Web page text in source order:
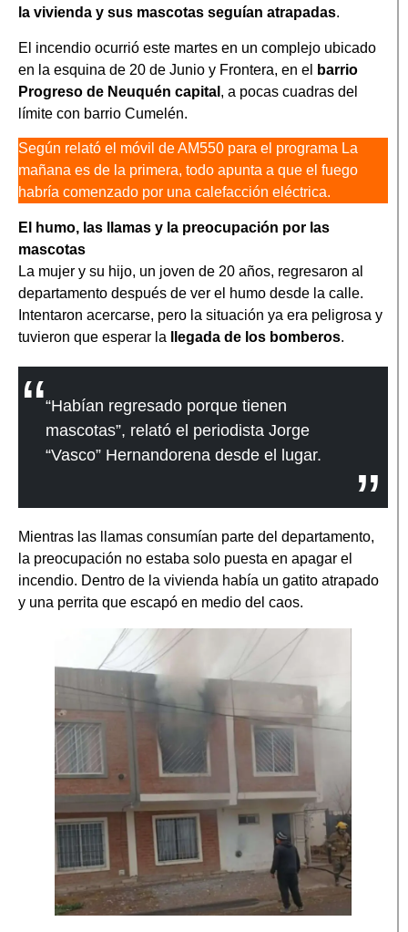
la vivienda y sus mascotas seguían atrapadas.
El incendio ocurrió este martes en un complejo ubicado
en la esquina de 20 de Junio y Frontera, en el
barrio
Progreso de Neuquén capital , a pocas cuadras del
límite con barrio Cumelén.
Según relató el móvil de AM550 para el programa La
mañana es de la primera, todo apunta a que el fuego
habría comenzado por una calefacción eléctrica.
El humo, las llamas y la preocupación por las
mascotas
La mujer y su hijo, un joven de 20 años, regresaron al
departamento después de ver el humo desde la calle.
Intentaron acercarse, pero la situación ya era peligrosa y
tuvieron que esperar la llegada de los bomberos.
“Habían regresado porque tienen
mascotas”, relató el periodista Jorge
“Vasco” Hernandorena desde el lugar.
Mientras las llamas consumían parte del departamento,
la preocupación no estaba solo puesta en apagar el
incendio. Dentro de la vivienda había un gatito atrapado
y una perrita que escapó en medio del caos.